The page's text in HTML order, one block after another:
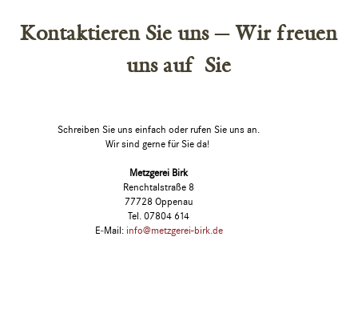
Kontaktieren Sie uns — Wir freuen
uns auf Sie
Schrei­ben Sie uns ein­fach oder rufen Sie uns an.
Wir sind ger­ne für Sie da!
Metz­ge­rei Birk
Rench­tal­stra­ße 8
77728 Oppen­au
Tel. 07804 614
E‑Mail: info@metzgerei-birk.de